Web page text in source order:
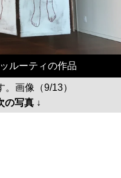
ルーティの作品
画像（9/13）
の写真 ↓